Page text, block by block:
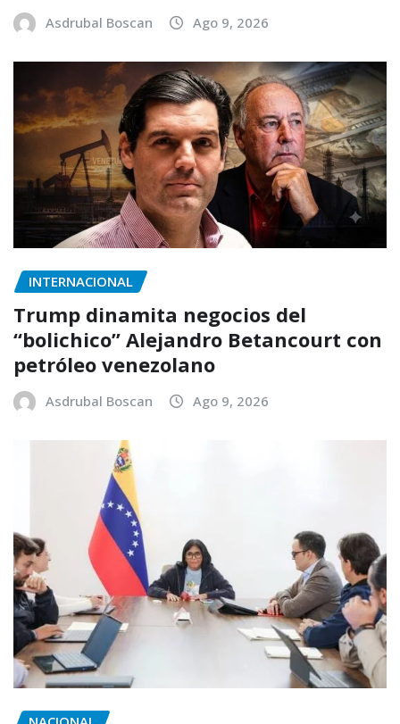
Asdrubal Boscan Ago 9, 2026
INTERNACIONAL
Trump dinamita negocios del
“bolichico” Alejandro Betancourt con
petróleo venezolano
Asdrubal Boscan Ago 9, 2026